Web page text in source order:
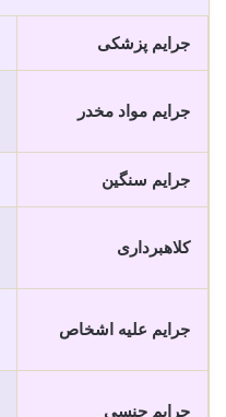
جرایم پزشکی
جرایم مواد مخدر
جرایم سنگین
کلاهبرداری
جرایم علیه اشخاص
جرایم جنسی